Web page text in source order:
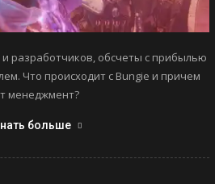
разработчиков, обсчеты с прибылью
Что происходит с Bungie и причем
менеджмент?
больше